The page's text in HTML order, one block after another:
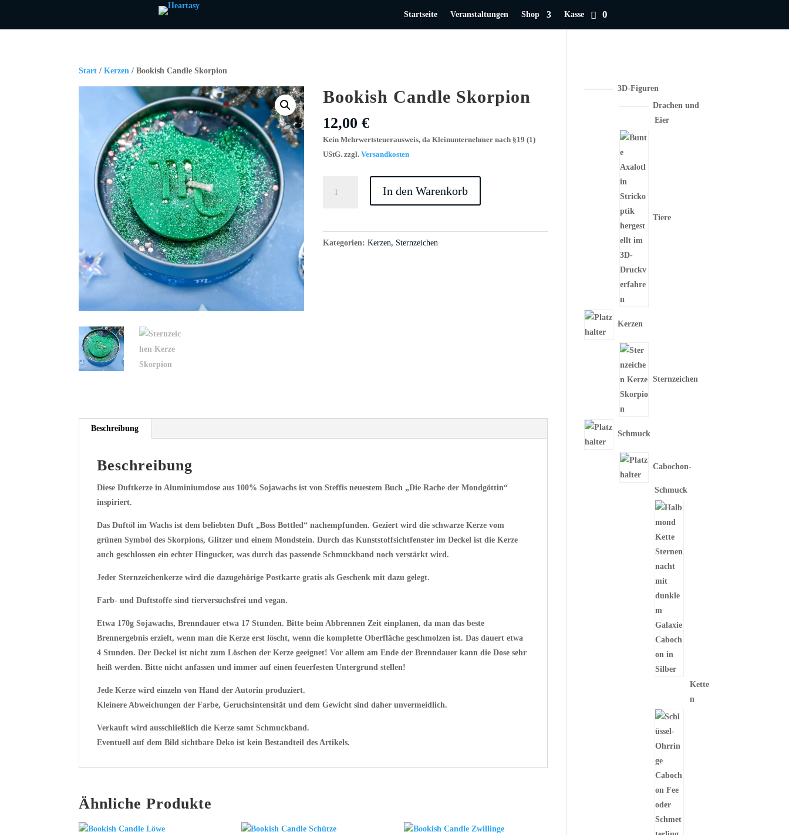
Startseite Veranstaltungen Shop Kasse 0
Start /Kerzen / Bookish Candle Skorpion
Bookish Candle Skorpion
12,00 €
Kein Mehrwertsteuerausweis, da Kleinunternehmer nach §19 (1)
UStG. zzgl. Versandkosten
Candle
In den Warenkorb
Kategorien: Kerzen, Sternzeichen
Beschreibung
Beschreibung
Diese Duftkerze in Aluminiumdose aus 100% Sojawachs ist von Steffis neuestem Buch „Die Rache der Mondgöttin“
inspiriert.
Das Duftöl im Wachs ist dem beliebten Duft „Boss Bottled“ nachempfunden. Geziert wird die schwarze Kerze vom
grünen Symbol des Skorpions, Glitzer und einem Mondstein. Durch das Kunststoffsichtfenster im Deckel ist die Kerze
auch geschlossen ein echter Hingucker, was durch das passende Schmuckband noch verstärkt wird.
Jeder Sternzeichenkerze wird die dazugehörige Postkarte gratis als Geschenk mit dazu gelegt.
Farb- und Duftstoffe sind tierversuchsfrei und vegan.
Etwa 170g Sojawachs, Brenndauer etwa 17 Stunden. Bitte beim Abbrennen Zeit einplanen, da man das beste
Brennergebnis erzielt, wenn man die Kerze erst löscht, wenn die komplette Oberfläche geschmolzen ist. Das dauert etwa
4 Stunden. Der Deckel ist nicht zum Löschen der Kerze geeignet! Vor allem am Ende der Brenndauer kann die Dose sehr
heiß werden. Bitte nicht anfassen und immer auf einen feuerfesten Untergrund stellen!
Jede Kerze wird einzeln von Hand der Autorin produziert.
Kleinere Abweichungen der Farbe, Geruchsintensität und dem Gewicht sind daher unvermeidlich.
Verkauft wird ausschließlich die Kerze samt Schmuckband.
Eventuell auf dem Bild sichtbare Deko ist kein Bestandteil des Artikels.
Ähnliche Produkte
3D-Figuren
Drachen und
Eier
Tiere
Kerzen
Sternzeichen
Schmuck
Cabochon-
Schmuck
Kette
n